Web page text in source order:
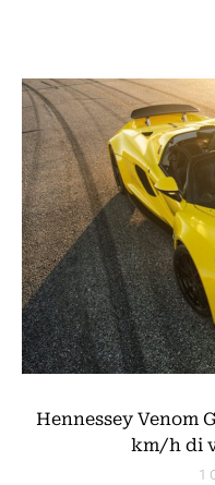
Hennessey Venom
km/h di
1